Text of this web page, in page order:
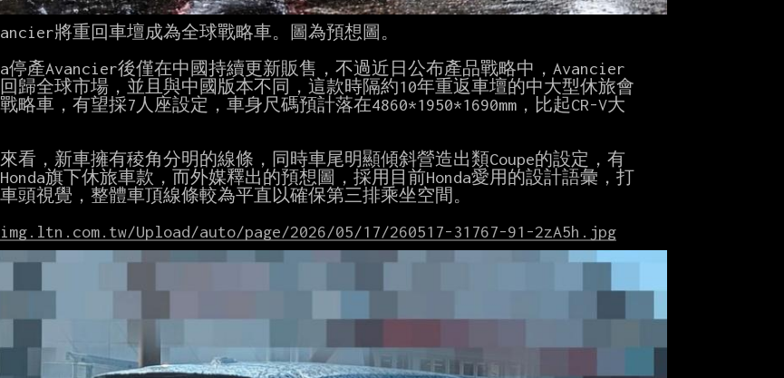
將重回車壇成為全球戰略車。圖為預想圖。
停產Avancier後僅在中國持續更新販售，不過近日公布產品戰略中，Avancier
歸全球市場，並且與中國版本不同，這款時隔約10年重返車壇的中大型休旅會
略車，有望採7人座設定，車身尺碼預計落在4860*1950*1690mm，比起CR-V大
看，新車擁有稜角分明的線條，同時車尾明顯傾斜營造出類Coupe的設定，有
旗下休旅車款，而外媒釋出的預想圖，採用目前Honda愛用的設計語彙，打
頭視覺，整體車頂線條較為平直以確保第三排乘坐空間。
Upload/auto/page/2026/05/17/260517-31767-91-2zA5h.jpg